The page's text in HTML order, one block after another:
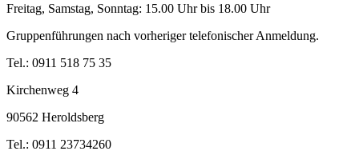
Freitag, Samstag, Sonntag: 15.00 Uhr bis 18.00 Uhr
Gruppenführungen nach vorheriger telefonischer Anmeldung.
Tel.: 0911 518 75 35
Kirchenweg 4
90562 Heroldsberg
Tel.: 0911 23734260